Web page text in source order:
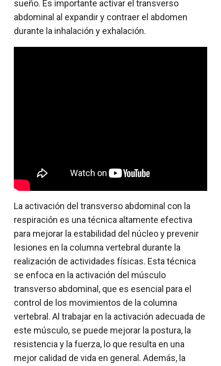
sueño. Es importante activar el transverso
abdominal al expandir y contraer el abdomen
durante la inhalación y exhalación.
La activación del transverso abdominal con la
respiración es una técnica altamente efectiva
para mejorar la estabilidad del núcleo y prevenir
lesiones en la columna vertebral durante la
realización de actividades físicas. Esta técnica
se enfoca en la activación del músculo
transverso abdominal, que es esencial para el
control de los movimientos de la columna
vertebral. Al trabajar en la activación adecuada de
este músculo, se puede mejorar la postura, la
resistencia y la fuerza, lo que resulta en una
mejor calidad de vida en general. Además, la